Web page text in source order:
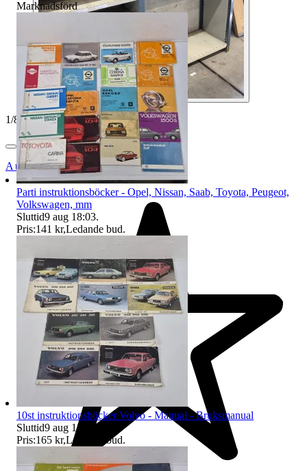
1/8
Auktionsbyra
Marknadsförd
Parti instruktionsböcker - Opel, Nissan, Saab, Toyota, Peugeot,
Volkswagen, mm
Sluttid9 aug 18:03.
Pris:141 kr,Ledande bud.
10st instruktionsböcker Volvo - Manual - Bruksmanual
Sluttid9 aug 18:04 .
Pris:165 kr,Ledande bud.